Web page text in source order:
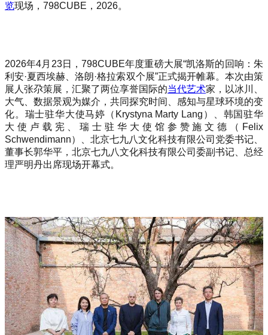
览现场，798CUBE，2026。
2026年4月23日，798CUBE年度重磅大展“凯洛斯的回响：朱
利安·夏西埃赫、洛朗·格拉索双个展”正式揭开帷幕。本次由策
展人张尕策展，汇聚了两位享誉国际的当代艺术家，以冰川、
大气、数据景观为媒介，共同探究时间、感知与星球环境的变
化。瑞士驻华大使马婷（Krystyna Marty Lang）、韩国驻华
大使卢载宪、瑞士驻华大使馆参赞施文德（Felix
Schwendimann）、北京七九八文化科技有限公司党委书记、
董事长郭华平，北京七九八文化科技有限公司委副书记、总经
理严明丹出席现场开幕式。